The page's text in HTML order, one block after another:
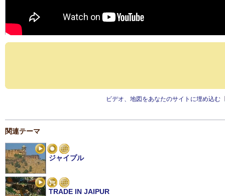
ビデオ、地図をあなたのサイトに埋め込む
関連テーマ
ジャイプル
TRADE IN JAIPUR